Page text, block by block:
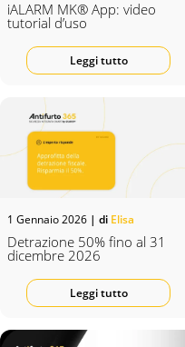
iALARM MK® App: video
tutorial d’uso
Leggi tutto
1 Gennaio 2026 | di Elisa
Detrazione 50% fino al 31
dicembre 2026
Leggi tutto